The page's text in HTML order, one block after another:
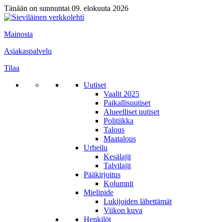
Tänään on sunnuntai 09. elokuuta 2026
Mainosta
Asiakaspalvelu
Tilaa
Uutiset
Vaalit 2025
Paikallisuutiset
Alueelliset uutiset
Politiikka
Talous
Maatalous
Urheilu
Kesälajit
Talvilajit
Pääkirjoitus
Kolumnit
Mielipide
Lukijoiden lähettämät
Viikon kuva
Henkilöt